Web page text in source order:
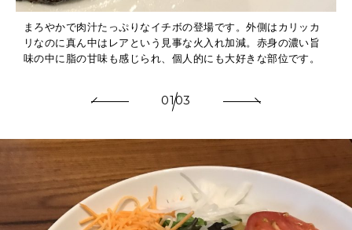
まろやかで肉汁たっぷりなイチボの登場です。外側はカリッカ
リなのに真ん中はレアという見事な火入れ加減。赤身の濃い旨
味の中に脂の甘味も感じられ、個人的にも大好きな部位です。
0103